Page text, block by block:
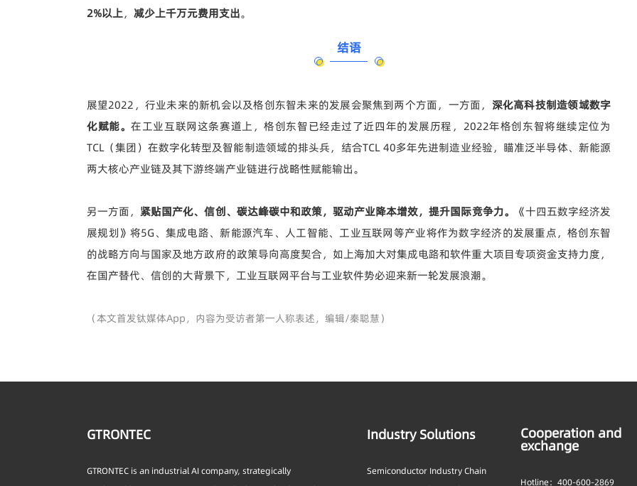
2%以上， 减少上千万元费用支出。
结语
展望2022，行业未来的新机会以及格创东智未来的发展会聚焦到两个方面，一方面， 深化高科技制造领域数字
化赋能。在工业互联网这条赛道上，格创东智已经走过了近四年的发展历程，2022年格创东智将继续定位为
TCL（集团）在数字化转型及智能制造领域的排头兵，结合TCL 40多年先进制造业经验，瞄准泛半导体、新能源
两大核心产业链及其下游终端产业链进行战略性赋能输出。
另一方面，紧贴国产化、信创、碳达峰碳中和政策，驱动产业降本增效，提升国际竞争力。
《十四五数字经济发
展规划》将5G、集成电路、新能源汽车、人工智能、工业互联网等产业将作为数字经济的发展重点，格创东智
的战略方向与国家及地方政府的政策导向高度契合，如上海加大对集成电路和软件重大项目专项资金支持力度，
在国产替代、信创的大背景下，工业互联网平台与工业软件势必迎来新一轮发展浪潮。
（本文首发钛媒体App，内容为受访者第一人称表述，编辑/秦聪慧）
GTRONTEC
GTRONTEC is an industrial AI company, strategically
Industry Solutions
Semiconductor Industry Chain
Cooperation and
exchange
Hotline：400-600-2869